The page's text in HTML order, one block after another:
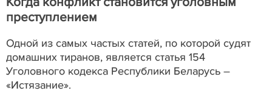
преступлением
Одной из самых частых статей, по которой судят
домашних тиранов, является статья 154
Уголовного кодекса Республики Беларусь –
«Истязание».